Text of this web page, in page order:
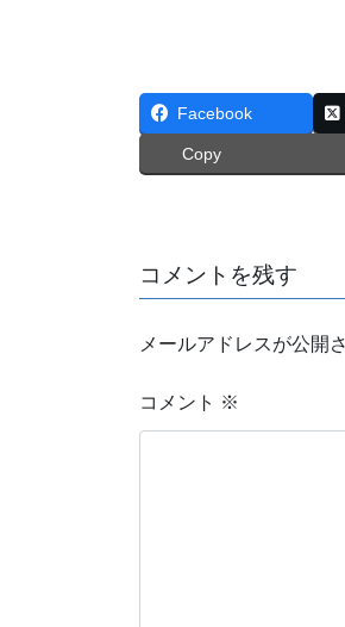
Facebook
Copy
コメントを残す
メールアドレスが公開
コメント ※